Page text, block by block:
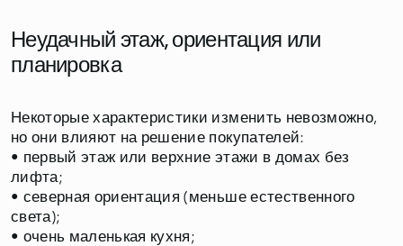
Неудачный этаж, ориентация или
планировка
Некоторые характеристики изменить невозможно,
но они влияют на решение покупателей:
• первый этаж или верхние этажи в домах без
лифта;
• северная ориентация (меньше естественного
света);
• очень маленькая кухня;